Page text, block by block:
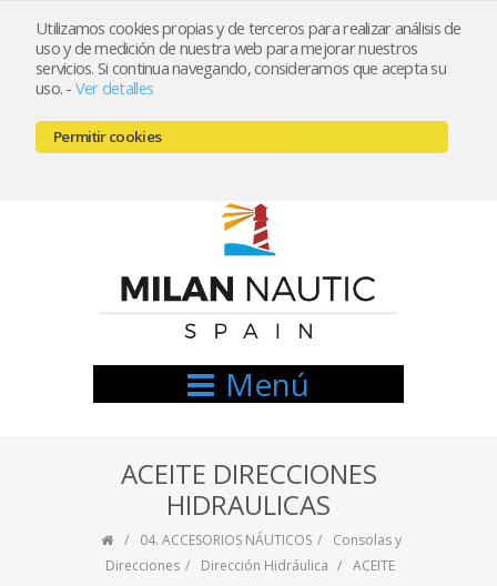
Utilizamos cookies propias y de terceros para realizar análisis de
uso y de medición de nuestra web para mejorar nuestros
servicios. Si continua navegando, consideramos que acepta su
uso. - Ver detalles
Permitir cookies
Registrarse Mi cuenta
666521122 // 654999333
Menú
ACEITE DIRECCIONES
HIDRAULICAS
04. ACCESORIOS NÁUTICOS
Consolas y
Direcciones
Dirección Hidráulica
ACEITE